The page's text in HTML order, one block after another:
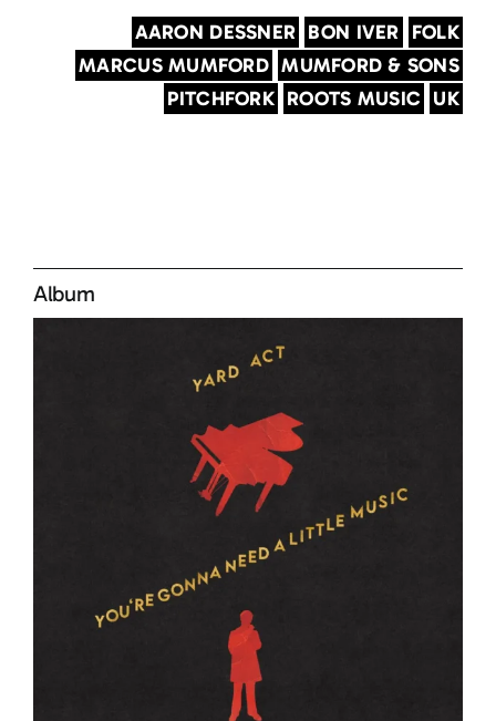
AARON DESSNER BON IVER FOLK
MARCUS MUMFORD MUMFORD & SONS
PITCHFORK ROOTS MUSIC UK
Album